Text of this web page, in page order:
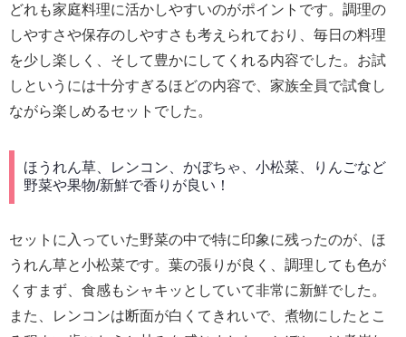
どれも家庭料理に活かしやすいのがポイントです。調理の
しやすさや保存のしやすさも考えられており、毎日の料理
を少し楽しく、そして豊かにしてくれる内容でした。お試
しというには十分すぎるほどの内容で、家族全員で試食し
ながら楽しめるセットでした。
ほうれん草、レンコン、かぼちゃ、小松菜、りんごなど
野菜や果物/新鮮で香りが良い！
セットに入っていた野菜の中で特に印象に残ったのが、ほ
うれん草と小松菜です。葉の張りが良く、調理しても色が
くすまず、食感もシャキッとしていて非常に新鮮でした。
また、レンコンは断面が白くてきれいで、煮物にしたとこ